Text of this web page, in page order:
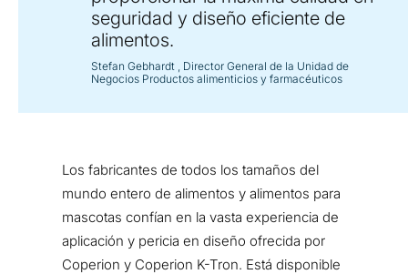
seguridad y diseño eficiente de
alimentos.
Stefan Gebhardt , Director General de la Unidad de
Negocios Productos alimenticios y farmacéuticos
Los fabricantes de todos los tamaños del
mundo entero de alimentos y alimentos para
mascotas confían en la vasta experiencia de
aplicación y pericia en diseño ofrecida por
Coperion y Coperion K-Tron. Está disponible